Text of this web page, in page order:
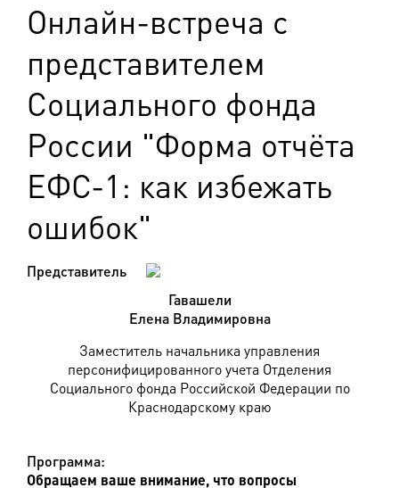
Онлайн-встреча с
представителем
Социального фонда
России "Форма отчёта
ЕФС-1: как избежать
ошибок"
Представитель
Гавашели
Елена Владимировна
Заместитель начальника управления
персонифицированного учета Отделения
Социального фонда Российской Федерации по
Краснодарскому краю
Программа:
Обращаем ваше внимание, что вопросы